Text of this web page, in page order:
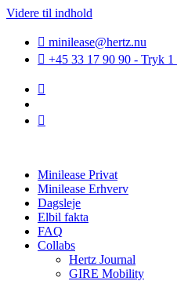
Videre til indhold
minilease@hertz.nu
+45 33 17 90 90 - Tryk
Minilease Privat
Minilease Erhverv
Dagsleje
Elbil fakta
FAQ
Collabs
Hertz Journal
GIRE Mobility